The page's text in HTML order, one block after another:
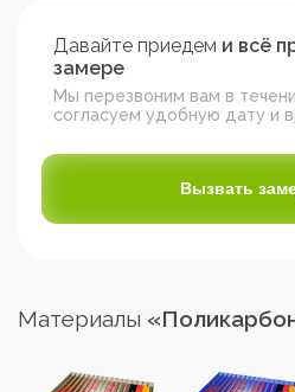
Давайте приедем и всё
замере
Мы перезвоним вам в
согласуем удобную дату и
Вызвать
Материалы